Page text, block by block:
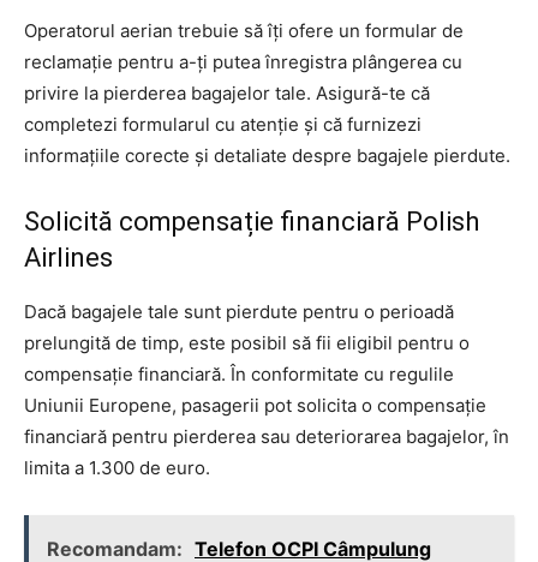
Operatorul aerian trebuie să îți ofere un formular de
reclamație pentru a-ți putea înregistra plângerea cu
privire la pierderea bagajelor tale. Asigură-te că
completezi formularul cu atenție și că furnizezi
informațiile corecte și detaliate despre bagajele pierdute.
Solicită compensație financiară Polish
Airlines
Dacă bagajele tale sunt pierdute pentru o perioadă
prelungită de timp, este posibil să fii eligibil pentru o
compensație financiară. În conformitate cu regulile
Uniunii Europene, pasagerii pot solicita o compensație
financiară pentru pierderea sau deteriorarea bagajelor, în
limita a 1.300 de euro.
Recomandam: Telefon OCPI Câmpulung